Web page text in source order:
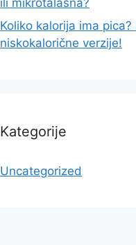
Koliko kalorija ima pica?
niskokalorične verzije!
Kategorije
Uncategorized